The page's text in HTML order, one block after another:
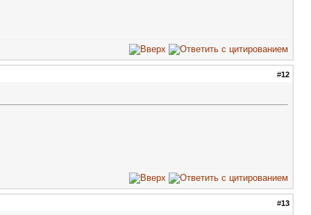
#12
#13